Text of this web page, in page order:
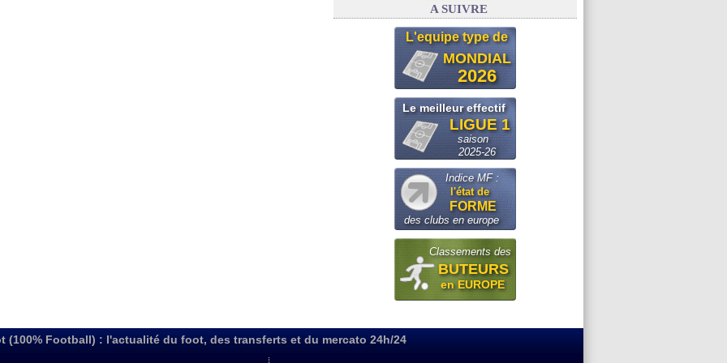
A SUIVRE
L'equipe type de
MONDIAL
2026
Le meilleur effectif
LIGUE 1
saison
2025-26
Indice MF :
l'état de
FORME
des clubs en europe
Classements des
BUTEURS
en EUROPE
(100% Football) : l'actualité du foot, des transferts et du mercato 24h/24